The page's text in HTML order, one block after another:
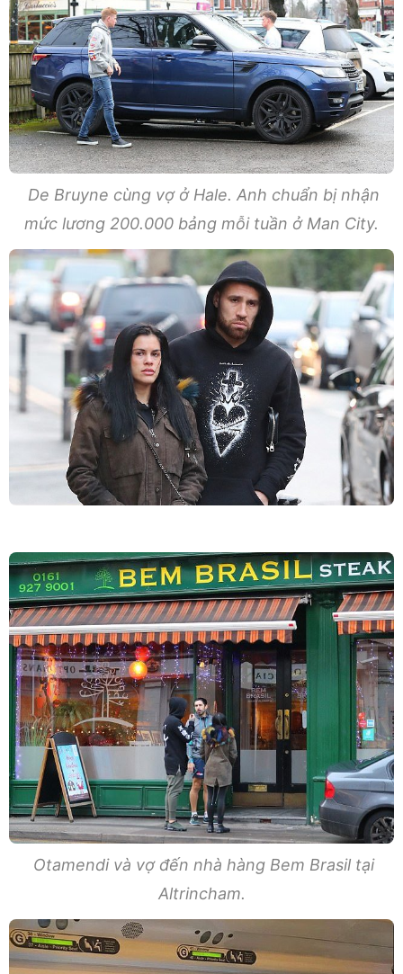
De Bruyne cùng vợ ở Hale. Anh chuẩn bị nhận
mức lương 200.000 bảng mỗi tuần ở Man City.
Otamendi và vợ đến nhà hàng Bem Brasil tại
Altrincham.